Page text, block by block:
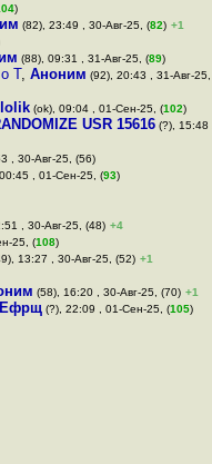
)
(82), 23:49 , 30-Авг-25, (82) +1
(88), 09:31 , 31-Авг-25, (89)
T, Аноним (92), 20:43 , 31-Авг-
llolik (ok), 09:04 , 01-Сен-25, (102)
USR 15616 (?), 15:48
, 30-Авг-25, (56)
, 01-Сен-25, (93)
, 30-Авг-25, (48) +4
25, (108)
13:27 , 30-Авг-25, (52) +1
(58), 16:20 , 30-Авг-25, (70) +1
Ефрщ (?), 22:09 , 01-Сен-25, (105)